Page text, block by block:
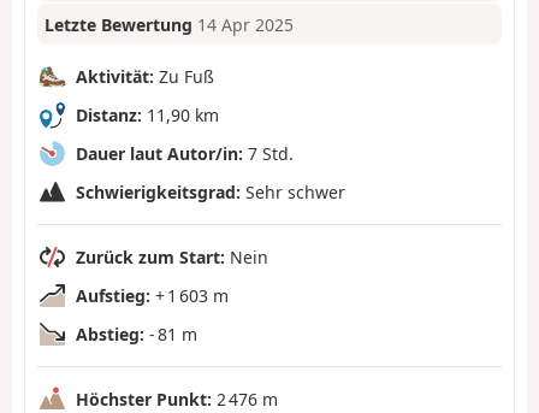
Letzte Bewertung 14 Apr 2025
Aktivität: Zu Fuß
Distanz: 11,90 km
Dauer laut Autor/in: 7 Std.
Schwierigkeitsgrad: Sehr schwer
Zurück zum Start: Nein
Aufstieg: + 1 603 m
Abstieg: - 81 m
Höchster Punkt: 2 476 m